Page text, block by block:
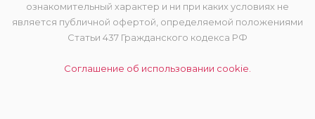
ознакомительный характер и ни при каких условиях не
является публичной офертой, определяемой положениями
Статьи 437 Гражданского кодекса РФ
Соглашение об использовании cookie.